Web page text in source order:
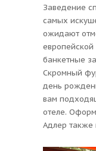
Заведение
самых
ожидают
банкетные
Скромный
день
вам
отеле.
Адлер также